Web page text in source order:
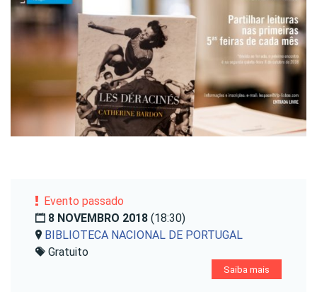
Evento passado
8 NOVEMBRO 2018 (18:30)
BIBLIOTECA NACIONAL DE PORTUGAL
Gratuito
Saiba mais